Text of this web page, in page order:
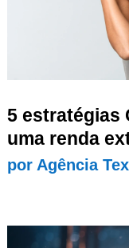
5 estratégias
uma renda
por Agência